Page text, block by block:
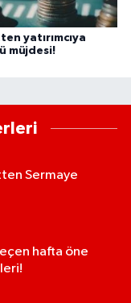
yatırımcıya
müjdesi!
Sermaye
hafta öne